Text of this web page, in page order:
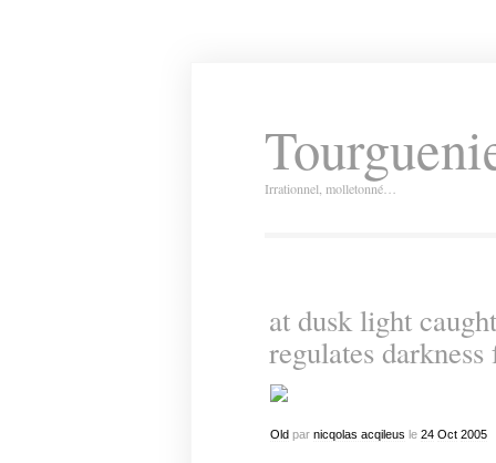
Irrationnel, molletonné…
at dusk light
regulates
Oldpar nicqolas acqileus le 24 Oct 2005